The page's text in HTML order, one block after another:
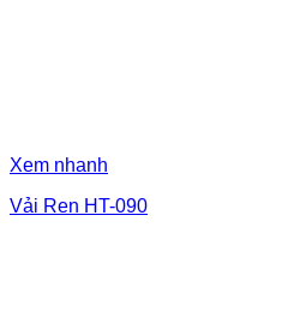
Xem nhanh
Vải Ren HT-090